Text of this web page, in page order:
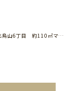
東京都世田谷区北烏山6丁目 約110㎡マンションの売却（買取）査定のご依頼を承りました